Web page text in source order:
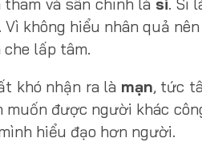
Vì không hiểu nhân quả
lấp tâm.
khó nhận ra là mạn, tức
muốn được người khác
hiểu đạo hơn người.